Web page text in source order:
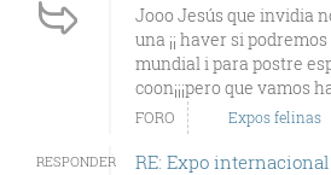
Jooo Jesús que invidia
una ¡¡ haver si
mundial i para postre
coon¡¡¡pero que vamos
FORO Expos felinas
RESPONDER
RE: Expo